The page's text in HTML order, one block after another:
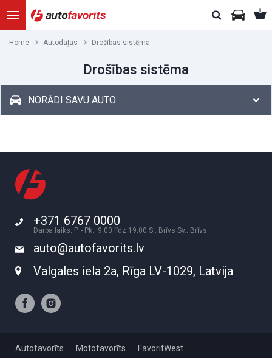
Home Autodaļas Drošības sistēma
Drošības sistēma
NORĀDI SAVU AUTO
+371 6767 0000
Darba laiks: P. - Pk.: 9:00 līdz 19:00 S.: Brīvs Sv.: Brīvs
auto@autofavorits.lv
Valgales iela 2a, Rīga LV-1029, Latvija
Autofavorīts Motofavorīts
FavoritWest